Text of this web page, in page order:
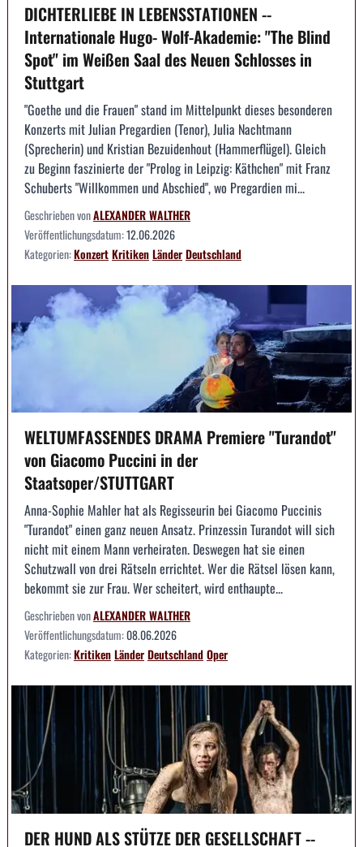
DICHTERLIEBE IN LEBENSSTATIONEN --
Internationale Hugo- Wolf-Akademie: "The Blind
Spot" im Weißen Saal des Neuen Schlosses in
Stuttgart
"Goethe und die Frauen" stand im Mittelpunkt dieses besonderen
Konzerts mit Julian Pregardien (Tenor), Julia Nachtmann
(Sprecherin) und Kristian Bezuidenhout (Hammerflügel). Gleich
zu Beginn faszinierte der "Prolog in Leipzig: Käthchen" mit Franz
Schuberts "Willkommen und Abschied", wo Pregardien mi...
Geschrieben vonALEXANDER WALTHER
Veröffentlichungsdatum:12.06.2026
Kategorien:KonzertKritikenLänderDeutschland
WELTUMFASSENDES DRAMA Premiere "Turandot"
von Giacomo Puccini in der
Staatsoper/STUTTGART
Anna-Sophie Mahler hat als Regisseurin bei Giacomo Puccinis
"Turandot" einen ganz neuen Ansatz. Prinzessin Turandot will sich
nicht mit einem Mann verheiraten. Deswegen hat sie einen
Schutzwall von drei Rätseln errichtet. Wer die Rätsel lösen kann,
bekommt sie zur Frau. Wer scheitert, wird enthaupte...
Geschrieben vonALEXANDER WALTHER
Veröffentlichungsdatum:08.06.2026
Kategorien:KritikenLänderDeutschlandOper
DER HUND ALS STÜTZE DER GESELLSCHAFT --